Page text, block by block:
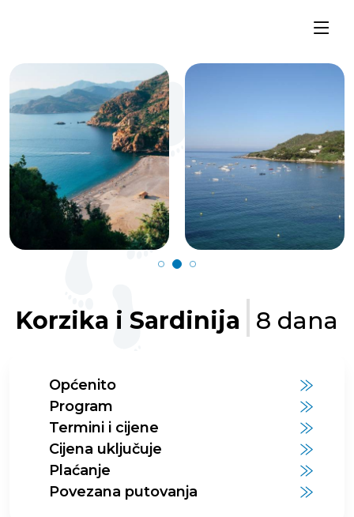
Korzika i Sardinija 8 dana
Općenito
Program
Termini i cijene
Cijena uključuje
Plaćanje
Povezana putovanja